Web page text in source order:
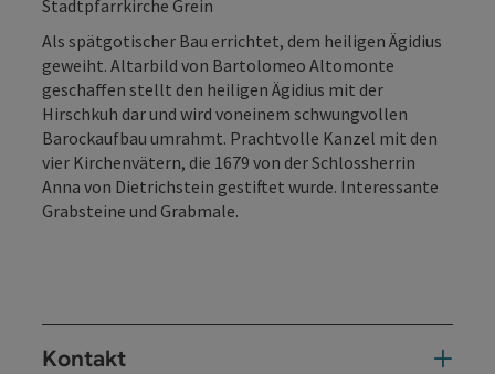
Stadtpfarrkirche Grein
Als spätgotischer Bau errichtet, dem heiligen Ägidius
geweiht. Altarbild von Bartolomeo Altomonte
geschaffen stellt den heiligen Ägidius mit der
Hirschkuh dar und wird voneinem schwungvollen
Barockaufbau umrahmt. Prachtvolle Kanzel mit den
vier Kirchenvätern, die 1679 von der Schlossherrin
Anna von Dietrichstein gestiftet wurde. Interessante
Grabsteine und Grabmale.
Kontakt